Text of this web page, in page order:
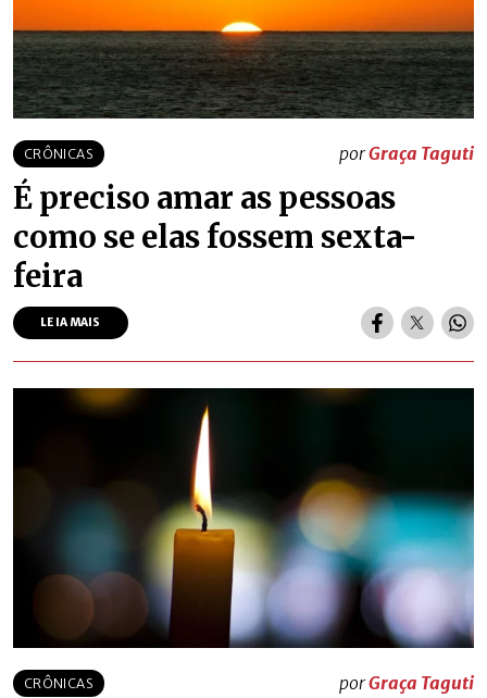
CRÔNICAS porGraça Taguti
É preciso amar as pessoas
como se elas fossem sexta-
feira
LEIA MAIS
CRÔNICAS porGraça Taguti